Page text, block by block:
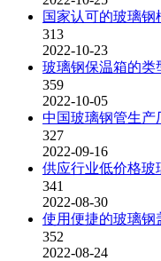
国家认可的玻璃钢
313
2022-10-23
玻璃钢保温箱的类
359
2022-10-05
中国玻璃钢管生产
327
2022-09-16
供应行业低价格玻
341
2022-08-30
使用便捷的玻璃钢
352
2022-08-24